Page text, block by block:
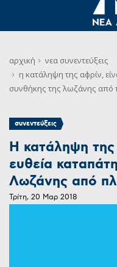
αρχική νεα συνεντεύξεις
η κατάληψη της αφρίν,
συνθήκης της λωζάνης από
συνεντεύξεις
Η κατάληψη της
ευθεία
Λωζάνης από
Τρίτη, 20 Μαρ 2018